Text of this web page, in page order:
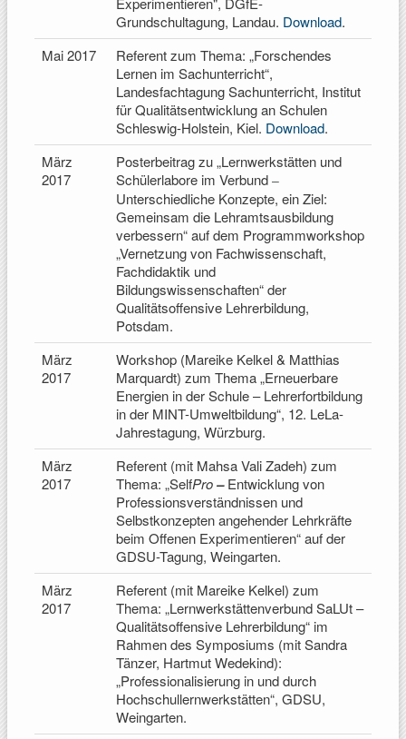
Grundschultagung, Landau. Download.
Mai 2017
Referent zum Thema: „Forschendes
Lernen im Sachunterricht“,
Landesfachtagung Sachunterricht, Institut
für Qualitätsentwicklung an Schulen
Schleswig-Holstein, Kiel. Download.
März
2017
Posterbeitrag zu „Lernwerkstätten und
Schülerlabore im Verbund –
Unterschiedliche Konzepte, ein Ziel:
Gemeinsam die Lehramtsausbildung
verbessern“ auf dem Programmworkshop
„Vernetzung von Fachwissenschaft,
Fachdidaktik und
Bildungswissenschaften“ der
Qualitätsoffensive Lehrerbildung,
Potsdam.
März
2017
Workshop (Mareike Kelkel & Matthias
Marquardt) zum Thema „Erneuerbare
Energien in der Schule – Lehrerfortbildung
in der MINT-Umweltbildung“, 12. LeLa-
Jahrestagung, Würzburg.
März
2017
Referent (mit Mahsa Vali Zadeh) zum
Thema: „SelfPro–Entwicklung von
Professionsverständnissen und
Selbstkonzepten angehender Lehrkräfte
beim Offenen Experimentieren“ auf der
GDSU-Tagung, Weingarten.
März
2017
Referent (mit Mareike Kelkel) zum
Thema: „Lernwerkstättenverbund SaLUt –
Qualitätsoffensive Lehrerbildung“ im
Rahmen des Symposiums (mit Sandra
Tänzer, Hartmut Wedekind):
„Professionalisierung in und durch
Hochschullernwerkstätten“, GDSU,
Weingarten.